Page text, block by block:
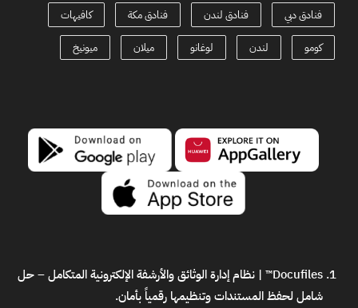
فنادق دبي فنادق لندن فنادق مكة كافيهات
كومو لندن لوغانو ميلان ميونيخ
Docufiles™ | نظام إدارة الوثائق والأرشفة الإلكترونية المتكامل
– حل
شامل لحفظ المستندات وتنظيمها رقمياً بأمان.